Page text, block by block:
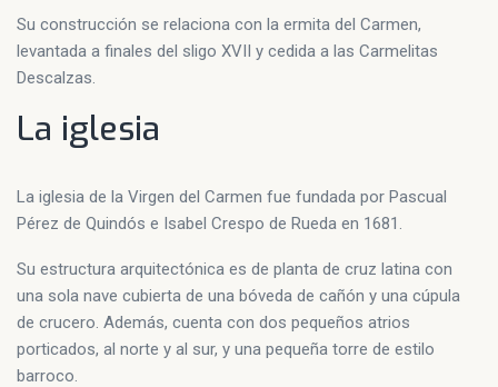
Su construcción se relaciona con la ermita del Carmen,
levantada a finales del sligo XVII y cedida a las Carmelitas
Descalzas.
La iglesia
La iglesia de la Virgen del Carmen fue fundada por Pascual
Pérez de Quindós e Isabel Crespo de Rueda en 1681.
Su estructura arquitectónica es de planta de cruz latina con
una sola nave cubierta de una bóveda de cañón y una cúpula
de crucero. Además, cuenta con dos pequeños atrios
porticados, al norte y al sur, y una pequeña torre de estilo
barroco.